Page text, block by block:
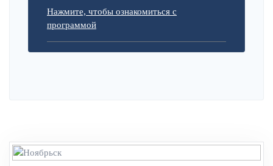
Нажмите, чтобы ознакомиться с
программой